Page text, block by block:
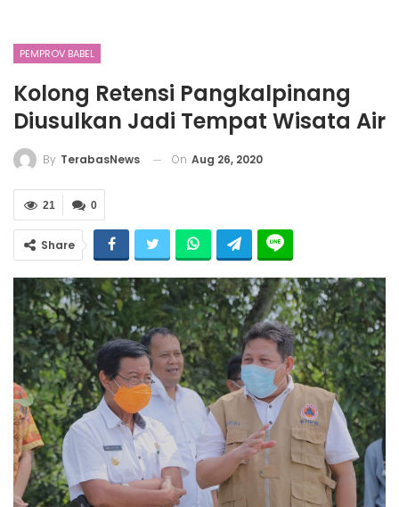
PEMPROV BABEL
Kolong Retensi Pangkalpinang
Diusulkan Jadi Tempat Wisata Air
By TerabasNews On Aug 26, 2020
0
21
Share